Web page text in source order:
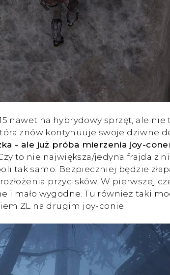
nawet na hybrydowy sprzęt, ale
znów kontynuuje swoje dziwne
- ale już próba mierzenia joy-
to nie największa/jedyna frajda z
tak samo. Bezpieczniej będzie
przycisków. W pierwszej
i mało wygodne. Tu również taki
ZL na drugim joy-conie.